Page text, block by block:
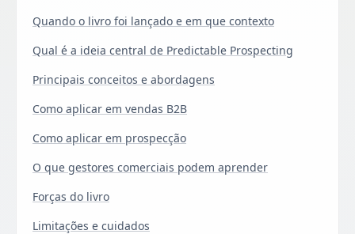
Quando o livro foi lançado e em que contexto
Qual é a ideia central de Predictable Prospecting
Principais conceitos e abordagens
Como aplicar em vendas B2B
Como aplicar em prospecção
O que gestores comerciais podem aprender
Forças do livro
Limitações e cuidados